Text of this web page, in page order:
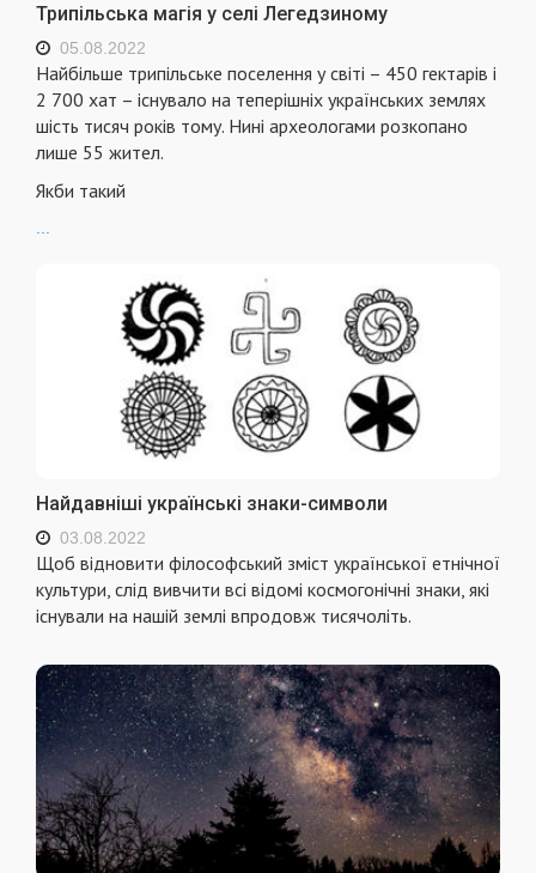
Трипільська магія у селі Легедзиному
05.08.2022
Найбільше трипільське поселення у світі – 450 гектарів і
2 700 хат – існувало на теперішніх українських землях
шість тисяч років тому. Нині археологами розкопано
лише 55 жител.
Якби такий
Найдавніші українські знаки-символи
03.08.2022
Щоб відновити філософський зміст української етнічної
культури, слід вивчити всі відомі космогонічні знаки, які
існували на нашій землі впродовж тисячоліть.